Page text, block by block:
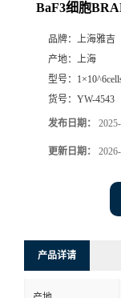
BaF3细胞
品牌： 上海雅吉
产地： 上海
型号：
货号： YW-4543
发布日期：
更新日期：
产品详请